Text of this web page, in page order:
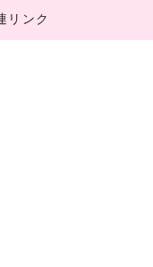
リンク